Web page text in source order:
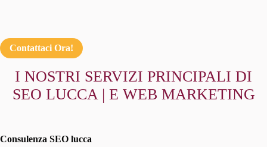
Contattaci Ora!
I NOSTRI SERVIZI PRINCIPALI DI
SEO LUCCA | E WEB MARKETING
Consulenza SEO lucca